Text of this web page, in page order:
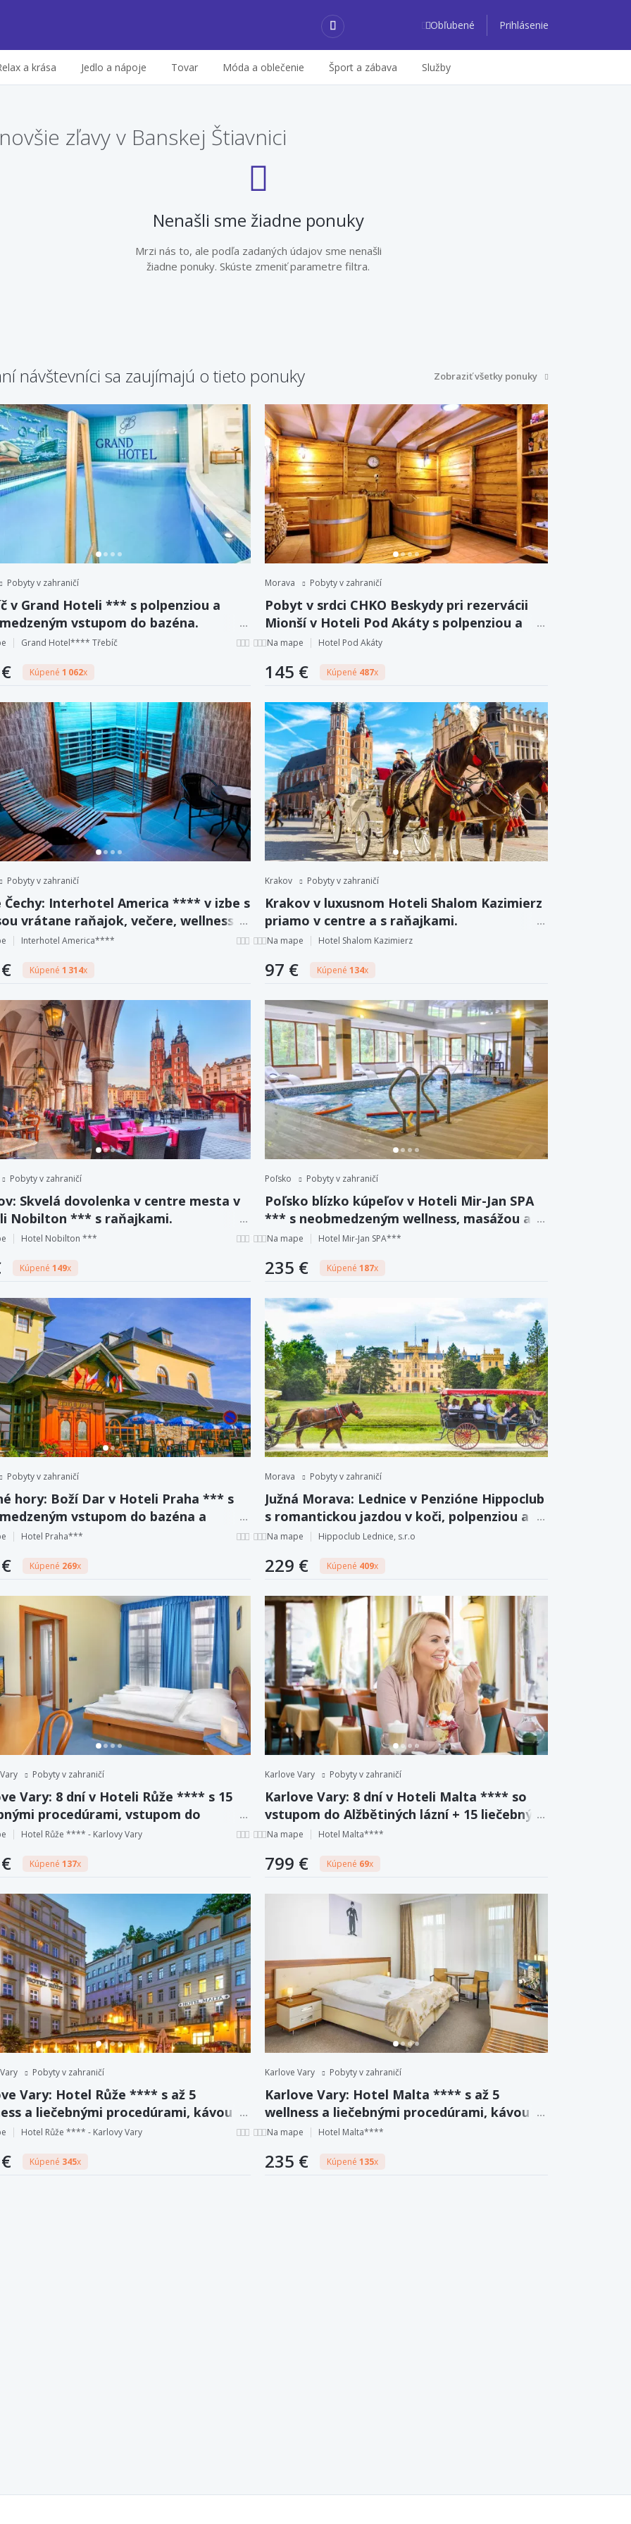
Obľubené Prihlásenie
a krása Jedlo a nápoje Tovar Móda a oblečenie Šport a zábava Služby
zľavy v Banskej Štiavnici
Nenašli sme žiadne ponuky
Mrzi nás to, ale podľa zadaných údajov sme nenašli
žiadne ponuky. Skúste zmeniť parametre filtra.
návštevníci sa zaujímajú o tieto ponuky Zobraziť všetky ponuky
Pobyty v zahraničí
v Grand Hoteli *** s polpenziou a
vstupom do bazéna.
Grand Hotel**** Třebíč
Kúpené 1 062x
Morava Pobyty v zahraničí
Pobyt v srdci CHKO Beskydy pri rezervácii
Mionší v Hoteli Pod Akáty s polpenziou a
zľavou na pivné kúpele.
Na mape Hotel Pod Akáty
145 € Kúpené 487x
Pobyty v zahraničí
Čechy: Interhotel America **** v izbe s
vrátane raňajok, večere, wellness a
dieťa zadarmo.
Interhotel America****
Kúpené 1 314x
Krakov Pobyty v zahraničí
Krakov v luxusnom Hoteli Shalom Kazimierz
priamo v centre a s raňajkami.
Na mape Hotel Shalom Kazimierz
97 € Kúpené 134x
Pobyty v zahraničí
Skvelá dovolenka v centre mesta v
Nobilton *** s raňajkami.
Hotel Nobilton ***
Kúpené 149x
Poľsko Pobyty v zahraničí
Poľsko blízko kúpeľov v Hoteli Mir-Jan SPA
*** s neobmedzeným wellness, masážou a
polpenziou.
Na mape Hotel Mir-Jan SPA***
235 € Kúpené 187x
Pobyty v zahraničí
hory: Boží Dar v Hoteli Praha *** s
vstupom do bazéna a
+ polpenzia
Hotel Praha***
Kúpené 269x
Morava Pobyty v zahraničí
Južná Morava: Lednice v Penzióne Hippoclub
s romantickou jazdou v koči, polpenziou a
džbánom vína.
Na mape Hippoclub Lednice, s.r.o
229 € Kúpené 409x
Pobyty v zahraničí
Vary: 8 dní v Hoteli Růže **** s 15
procedúrami, vstupom do
lázní + plná penzia.
Hotel Růže **** - Karlovy Vary
Kúpené 137x
Karlove Vary Pobyty v zahraničí
Karlove Vary: 8 dní v Hoteli Malta **** so
vstupom do Alžbětiných lázní + 15 liečebných
procedúr a plná penzia.
Na mape Hotel Malta****
799 € Kúpené 69x
Pobyty v zahraničí
Vary: Hotel Růže **** s až 5
a liečebnými procedúrami, kávou a
polpenziou.
Hotel Růže **** - Karlovy Vary
Kúpené 345x
Karlove Vary Pobyty v zahraničí
Karlove Vary: Hotel Malta **** s až 5
wellness a liečebnými procedúrami, kávou a
zákuskom aj polpenziou.
Na mape Hotel Malta****
235 € Kúpené 135x